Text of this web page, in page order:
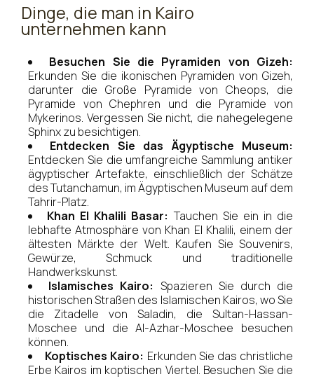
Dinge, die man in Kairo
unternehmen kann
Besuchen Sie die Pyramiden von Gizeh:
Erkunden Sie die ikonischen Pyramiden von Gizeh,
darunter die Große Pyramide von Cheops, die
Pyramide von Chephren und die Pyramide von
Mykerinos. Vergessen Sie nicht, die nahegelegene
Sphinx zu besichtigen.
Entdecken Sie das Ägyptische Museum:
Entdecken Sie die umfangreiche Sammlung antiker
ägyptischer Artefakte, einschließlich der Schätze
des Tutanchamun, im Ägyptischen Museum auf dem
Tahrir-Platz.
Khan El Khalili Basar:Tauchen Sie ein in die
lebhafte Atmosphäre von Khan El Khalili, einem der
ältesten Märkte der Welt. Kaufen Sie Souvenirs,
Gewürze, Schmuck und traditionelle
Handwerkskunst.
Islamisches Kairo: Spazieren Sie durch die
historischen Straßen des Islamischen Kairos, wo Sie
die Zitadelle von Saladin, die Sultan-Hassan-
Moschee und die Al-Azhar-Moschee besuchen
können.
Koptisches Kairo: Erkunden Sie das christliche
Erbe Kairos im koptischen Viertel. Besuchen Sie die